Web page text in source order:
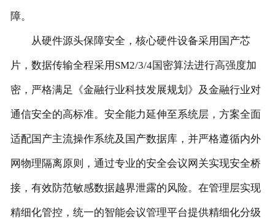
障。
从硬件源头保障安全，核心硬件设备采用国产芯
片，数据传输全程采用SM2/3/4国密算法进行高强度加
密，严格满足《金融行业科技发展规划》及金融行业对
通信安全的高标准。安全能力延伸至系统层，方案全面
适配国产主流操作系统及国产数据库，并严格遵循内外
网物理隔离原则，通过专业的安全会议网关实现安全桥
接，有效防范敏感数据越界泄露的风险。在管理层实现
精细化管控，统一的智能会议管理平台提供精细化分级